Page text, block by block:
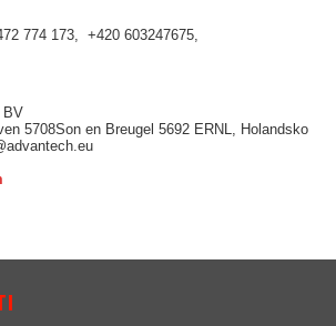
774 173, +420 603247675,
BV
5708Son en Breugel 5692 ERNL, Holandsko